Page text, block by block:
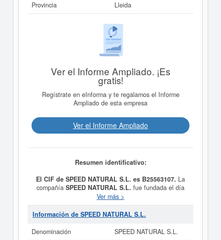
Provincia
Lleida
Ver el Informe Ampliado. ¡Es
gratis!
Regístrate en eInforma y te regalamos el Informe
Ampliado de esta empresa
Ver el Informe Ampliado
Resumen identificativo:
El CIF de SPEED NATURAL S.L. es B25563107. La
compañía SPEED NATURAL S.L. fue fundada el día
01/10/2004 teniendo como meta social LA
EXPLOTACION DE ESTABLECIMIENTOS DE
HOSTELERIA EN GENERAL, ASI COMO LA
RESTAURANTES, CAFETERIAS, BARES MUSICALES,
Ver más >
Información de SPEED NATURAL S.L.
Denominación
SPEED NATURAL S.L.